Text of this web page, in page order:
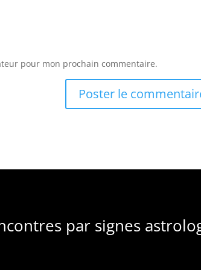
pour mon prochain commentaire.
par signes